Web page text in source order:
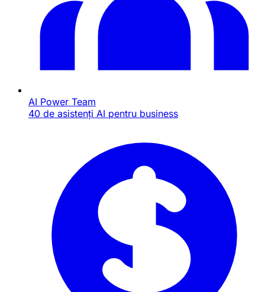
AI Power Team
40 de asistenți AI pentru business